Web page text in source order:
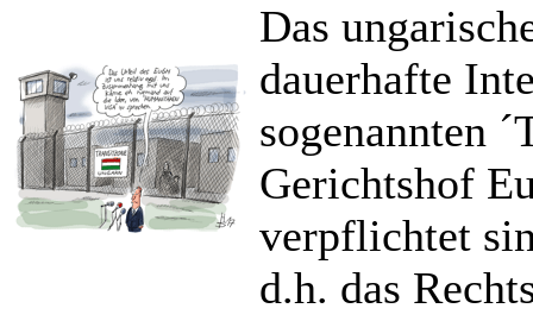
Das
dauerhafte
sogenannten
Gerichtshof
verpflichtet
d.h. das